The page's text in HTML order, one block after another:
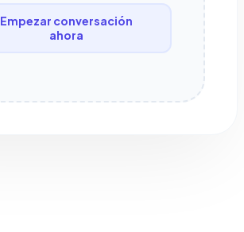
Empezar conversación
ahora